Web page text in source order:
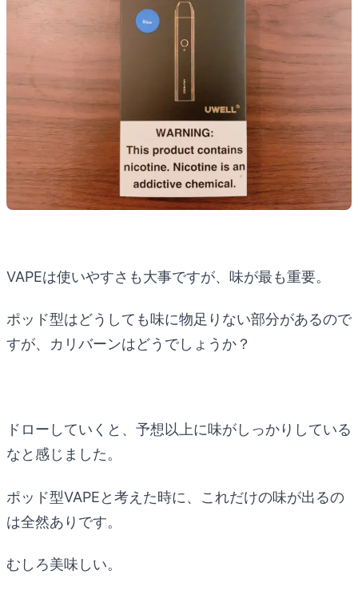
VAPEは使いやすさも大事ですが、味が最も重要。
ポッド型はどうしても味に物足りない部分があるので
すが、カリバーンはどうでしょうか？
ドローしていくと、予想以上に味がしっかりしている
なと感じました。
ポッド型VAPEと考えた時に、これだけの味が出るの
は全然ありです。
むしろ美味しい。